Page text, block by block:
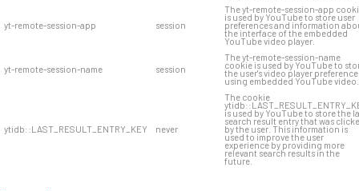
yt-remote-session-app session
The yt-remote-session-app
is used by YouTube to store user
preferences and information
the interface of the embedded
YouTube video player.
yt-remote-session-name session
The yt-remote-session-name
cookie is used by YouTube to
the user's video player
using embedded YouTube video.
ytidb::LAST_RESULT_ENTRY_KEY never
The cookie
is used by YouTube to store the
search result entry that was
by the user. This information is
used to improve the user
experience by providing more
relevant search results in the
future.